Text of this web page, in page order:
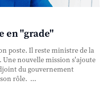
en "grade"
poste. Il reste ministre de la
nouvelle mission s'ajoute
du gouvernement
rôle. ...